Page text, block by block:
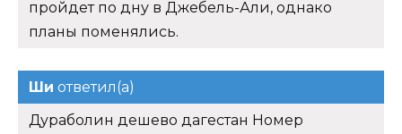
пройдет по дну в Джебель-Али, однако
планы поменялись.
Ши ответил(а)
Дураболин дешево дагестан Номер